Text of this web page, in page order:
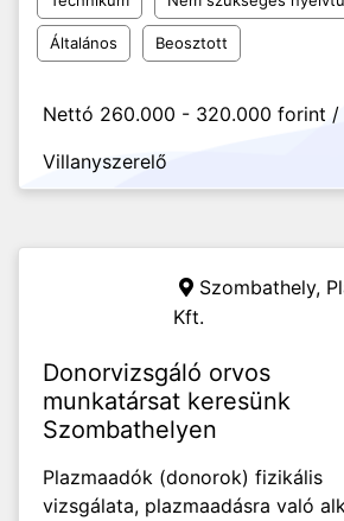
Általános Beosztott
Nettó 260.000 - 320.000 forint /
Villanyszerelő
Szombathely,
Kft.
Donorvizsgáló orvos
munkatársat keresünk
Szombathelyen
Plazmaadók (donorok) fizikális
vizsgálata, plazmaadásra való